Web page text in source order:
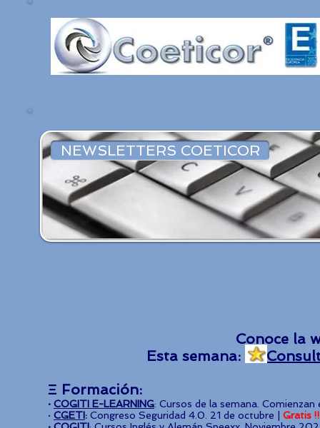
NEWSLETTERS COETICOR
Conoce la
Esta semana:
Ξ Formación:
· COGITI E-LEARNING: Cursos de la semana. Comienzan
· CGETI: Congreso Seguridad 4.0. 21 de octubre | Gratis !!